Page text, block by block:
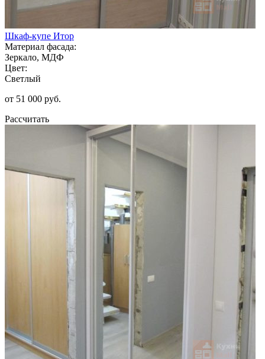
Шкаф-купе Итор
Материал фасада:
Зеркало, МДФ
Цвет:
Светлый
от 51 000 руб.
Рассчитать